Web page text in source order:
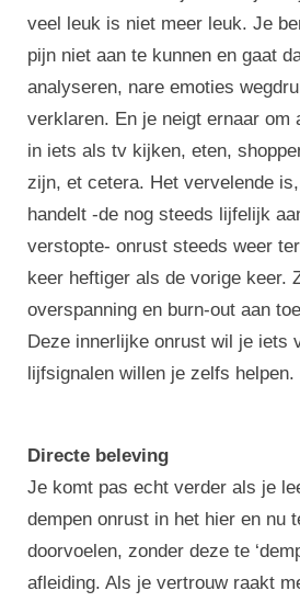
veel leuk is niet meer leuk. Je
pijn niet aan te kunnen en gaat
analyseren, nare emoties
verklaren. En je neigt ernaar om
in iets als tv kijken, eten,
zijn, et cetera. Het vervelende
handelt -de nog steeds lijfelijk
verstopte- onrust steeds weer
keer heftiger als de vorige keer.
overspanning en burn-out aan
Deze innerlijke onrust wil je iets
lijfsignalen willen je zelfs helpen.
Directe beleving
Je komt pas echt verder als je
dempen onrust in het hier en nu
doorvoelen, zonder deze te
afleiding. Als je vertrouw raakt